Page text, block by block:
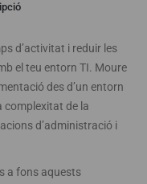
d’activitat i reduir les
el teu entorn TI. Moure
des d’un entorn
complexitat de la
d’administració i
a fons aquests